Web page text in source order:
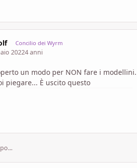
Concilio dei Wyrm
20224 anni
un modo per NON fare i
piegare... È uscito questo